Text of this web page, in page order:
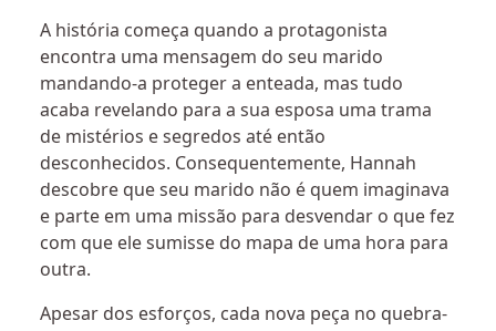
A história começa quando a protagonista
encontra uma mensagem do seu marido
mandando-a proteger a enteada, mas tudo
acaba revelando para a sua esposa uma trama
de mistérios e segredos até então
desconhecidos. Consequentemente, Hannah
descobre que seu marido não é quem imaginava
e parte em uma missão para desvendar o que fez
com que ele sumisse do mapa de uma hora para
outra.
Apesar dos esforços, cada nova peça no quebra-